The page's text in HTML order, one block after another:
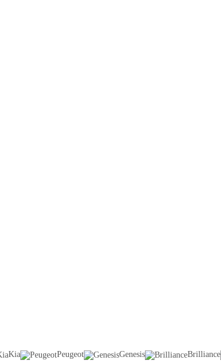
Kia Peugeot Genesis Brilliance